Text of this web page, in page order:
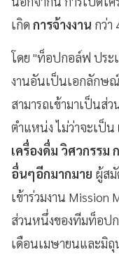
เกิด การจ้างงาน กว่า
โดย "ท็อปกอล์ฟ ประ
งานอันเป็นเอกลักษณ์
สามารถเข้ามาเป็นส่
ตำแหน่ง ไม่ว่าจะเป็น
เครื่องดื่ม วิศวกรรม
อื่นๆอีกมากมาย ผู้ส
เข้าร่วมงาน Mission
ส่วนหนึ่งของทีมท็อป
เดือนเมษายนและมิ